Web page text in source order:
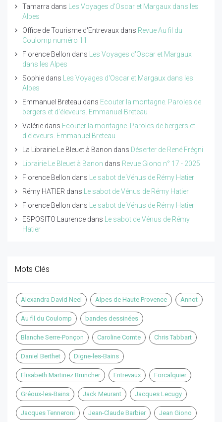
Tamarra dans
Les Voyages d'Oscar et Margaux dans les
Alpes
Office de Tourisme d'Entrevaux dans Revue Au fil du
Coulomp numéro 11
Florence Bellon dans
Les Voyages d'Oscar et Margaux
dans les Alpes
Sophie dans
Les Voyages d'Oscar et Margaux dans les
Alpes
Emmanuel Breteau dans Ecouter la montagne. Paroles de
bergers et d'éleveurs. Emmanuel Breteau
Valérie dans Ecouter la montagne. Paroles de bergers et
d'éleveurs. Emmanuel Breteau
La Librairie Le Bleuet à Banon dans Déserter de René Frégni
Librairie Le Bleuet à Banon dans Revue Giono n° 17 - 2025
Florence Bellon dans
Le sabot de Vénus de Rémy Hatier
Rémy HATIER dans
Le sabot de Vénus de Rémy Hatier
Florence Bellon dans
Le sabot de Vénus de Rémy Hatier
ESPOSITO Laurence dans
Le sabot de Vénus de Rémy
Hatier
Mots Clés
Alexandra David Neel Alpes de Haute Provence Annot
Au fil du Coulomp bandes dessinées
Blanche Serre-Ponçon Caroline Comte Chris Tabbart
Daniel Berthet Digne-les-Bains
Elisabeth Martinez Bruncher Entrevaux Forcalquier
Gréoux-les-Bains Jack Meurant Jacques Lecugy
Jacques Tenneroni Jean-Claude Barbier Jean Giono